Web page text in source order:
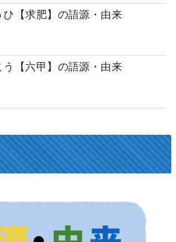
ひ【求肥】の語源・由来
う【六甲】の語源・由来